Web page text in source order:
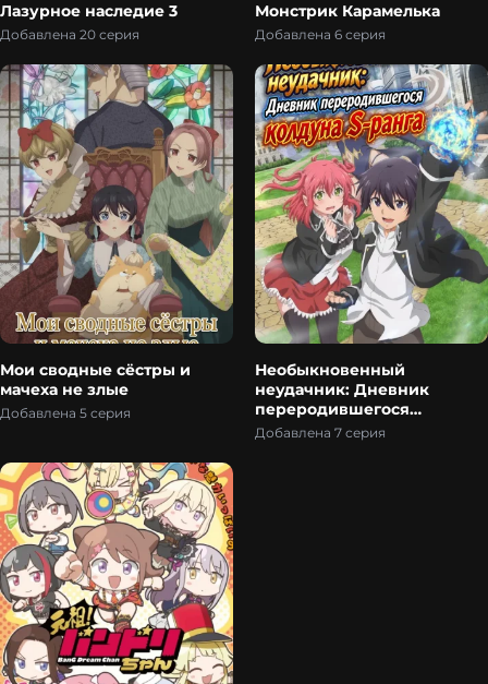
Лазурное наследие 3
Добавлена 20 серия
Монстрик Карамелька
Добавлена 6 серия
Мои сводные сёстры и
мачеха не злые
Добавлена 5 серия
Необыкновенный
неудачник: Дневник
переродившегося
колдуна S-ранга
Добавлена 7 серия